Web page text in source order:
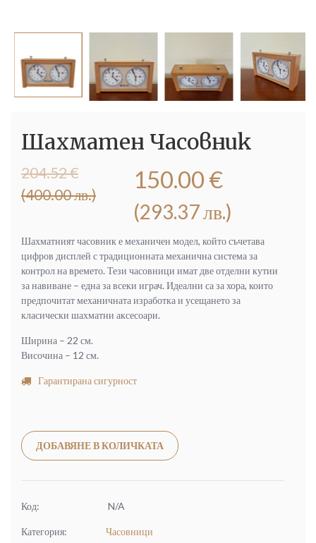
Шахматен Часовник
204.52€
(400.00 лв.)
Original
was:
лв.).
150.00 €
(293.37 лв.)
Текущата
е:
лв.).
Шахматният часовник е механичен модел, който съчетава
цифров дисплей с традиционната механична система за
контрол на времето. Тези часовници имат две отделни кутии
за навиване – една за всеки играч. Идеални са за хора, които
предпочитат механичната изработка и усещането за
класически шахматни аксесоари.
Ширина – 22 см.
Височина – 12 см.
Гарантирана сигурност
ДОБАВЯНЕ В КОЛИЧКАТА
Код: N/A
Категория: Часовници